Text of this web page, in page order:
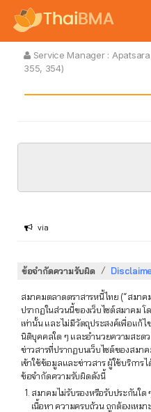
Service Manager :
355, 354)
via
ข้อจำกัดความรับผิด /
สมาคมตลาดตราสารหนี้ไทย (“สมา
ปรากฏในส่วนนี้ของเว็บไซต์สมาคม
เท่านั้น และไม่มีวัตถุประสงค์เพื่อแก้
นิติบุคคลใด ๆ และอำนวยความสะด
ข่าวสารที่ปรากฏบนเว็บไซต์ของสมาค
เข้าใช้ข้อมูลและข่าวสาร ผู้ใช้บริกา
ข้อจำกัดความรับผิดดังนี้
สมาคมไม่รับรองหรือรับประกันใด
เนื้อหา ความครบถ้วน ถูกต้องเห